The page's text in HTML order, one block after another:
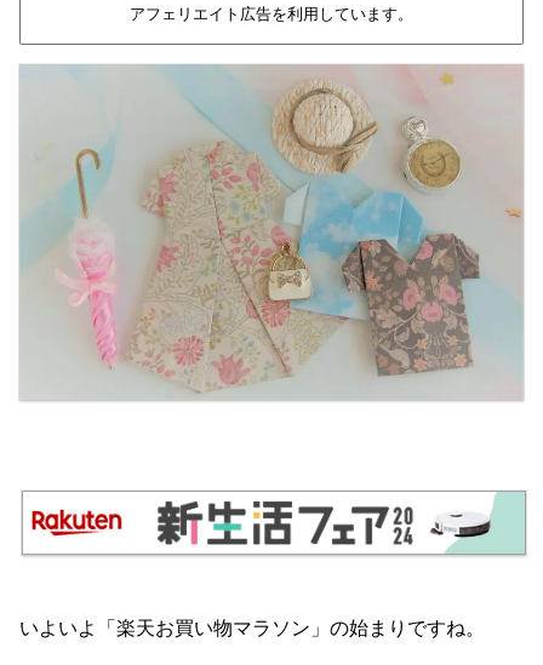
アフェリエイト広告を利用しています。
いよいよ「楽天お買い物マラソン」の始まりですね。